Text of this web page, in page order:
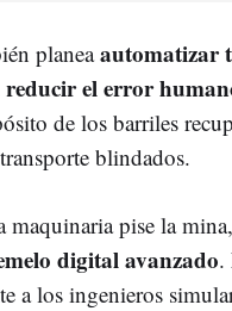
planeaautomatizar
el error
de los barriles
blindados.
maquinaria pise la mina,
digital avanzado.
a los ingenieros